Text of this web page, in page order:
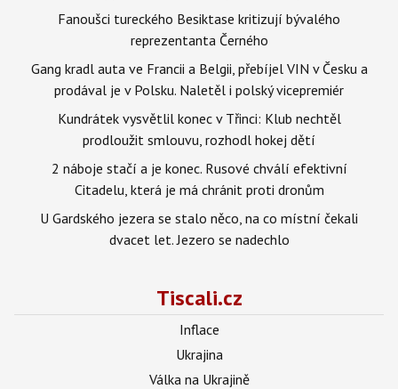
Fanoušci tureckého Besiktase kritizují bývalého
reprezentanta Černého
Gang kradl auta ve Francii a Belgii, přebíjel VIN v Česku a
prodával je v Polsku. Naletěl i polský vicepremiér
Kundrátek vysvětlil konec v Třinci: Klub nechtěl
prodloužit smlouvu, rozhodl hokej dětí
2 náboje stačí a je konec. Rusové chválí efektivní
Citadelu, která je má chránit proti dronům
U Gardského jezera se stalo něco, na co místní čekali
dvacet let. Jezero se nadechlo
Tiscali.cz
Inflace
Ukrajina
Válka na Ukrajině